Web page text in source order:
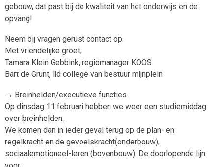
gebouw, dat past bij de kwaliteit van het onderwijs en de
opvang!
Neem bij vragen gerust contact op.
Met vriendelijke groet,
Tamara Klein Gebbink, regiomanager KOOS
Bart de Grunt, lid college van bestuur mijnplein
→ Breinhelden/executieve functies
Op dinsdag 11 februari hebben we weer een studiemiddag
over breinhelden.
We komen dan in ieder geval terug op de plan- en
regelkracht en de gevoelskracht(onderbouw),
sociaalemotioneel-leren (bovenbouw). De doorlopende lijn